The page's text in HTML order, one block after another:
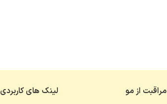
مراقبت از مو لینک های کاربردی